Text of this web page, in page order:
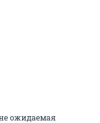
ожидаемая